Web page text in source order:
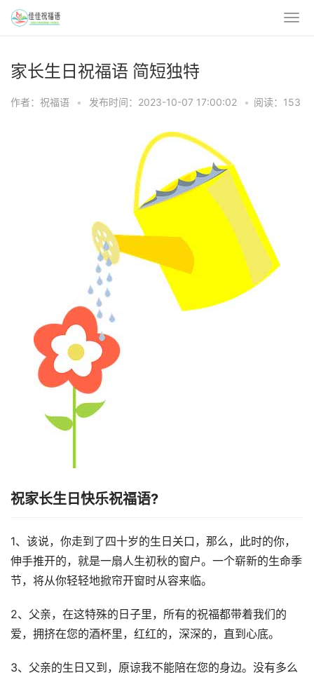
家长生日祝福语 简短独特
作者：祝福语 • 发布时间：2023-10-07 17:00:02 • 阅读：153
祝家长生日快乐祝福语?
1、该说，你走到了四十岁的生日关口，那么，此时的你，
伸手推开的，就是一扇人生初秋的窗户。一个崭新的生命季
节，将从你轻轻地掀帘开窗时从容来临。
2、父亲，在这特殊的日子里，所有的祝福都带着我们的
爱，拥挤在您的酒杯里，红红的，深深的，直到心底。
3、父亲的生日又到，原谅我不能陪在您的身边。没有多么